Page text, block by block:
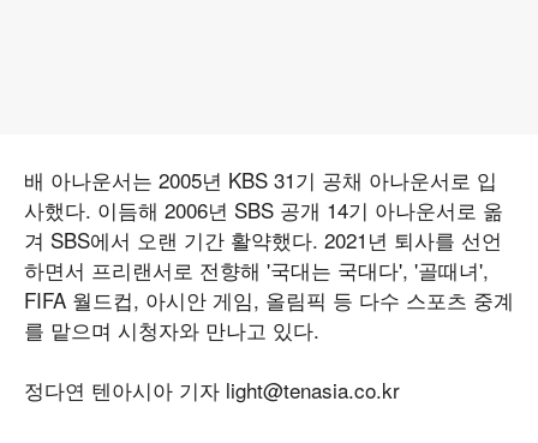
배 아나운서는 2005년 KBS 31기 공채 아나운서로 입
사했다. 이듬해 2006년 SBS 공개 14기 아나운서로 옮
겨 SBS에서 오랜 기간 활약했다. 2021년 퇴사를 선언
하면서 프리랜서로 전향해 '국대는 국대다', '골때녀',
FIFA 월드컵, 아시안 게임, 올림픽 등 다수 스포츠 중계
를 맡으며 시청자와 만나고 있다.
정다연 텐아시아 기자 light@tenasia.co.kr